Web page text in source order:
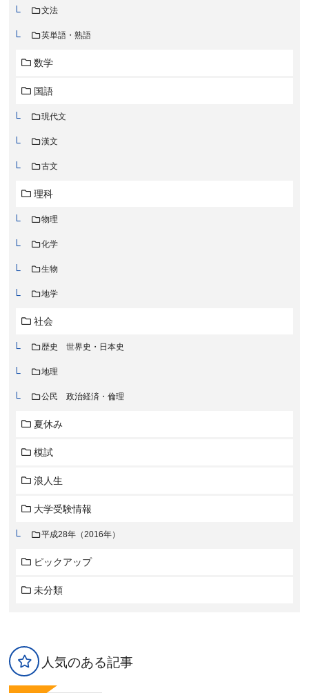
文法
英単語・熟語
数学
国語
現代文
漢文
古文
理科
物理
化学
生物
地学
社会
歴史 世界史・日本史
地理
公民 政治経済・倫理
夏休み
模試
浪人生
大学受験情報
平成28年（2016年）
ピックアップ
未分類
人気のある記事